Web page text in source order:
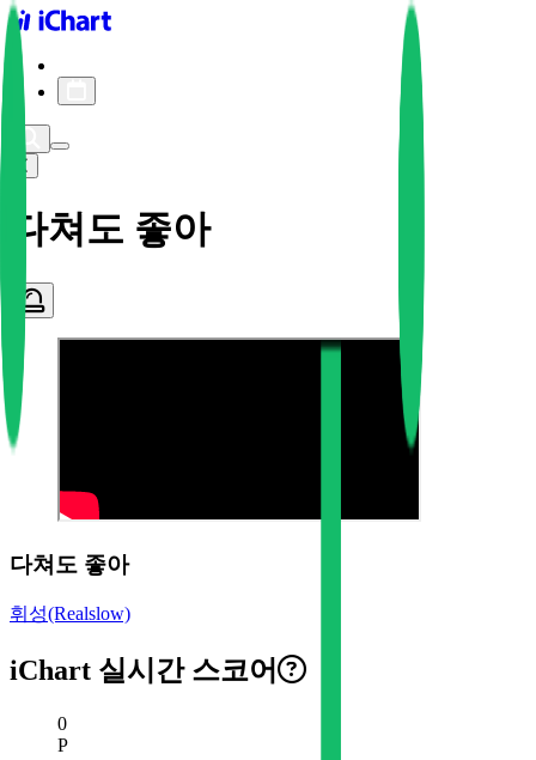
iChart logo
다쳐도 좋아
다쳐도 좋아
휘성(Realslow)
iChart 실시간 스코어
현재 스코어
0
P